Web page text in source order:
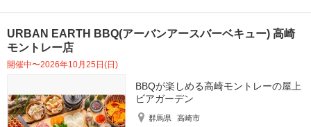
URBAN EARTH BBQ(アーバンアースバーベキュー) 高崎
モントレー店
開催中〜2026年10月25日(日)
BBQが楽しめる高崎モントレーの屋上
ビアガーデン
群馬県
高崎市